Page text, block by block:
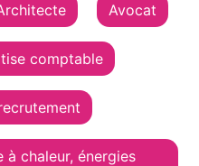
Avocat
comptable
chaleur, énergies